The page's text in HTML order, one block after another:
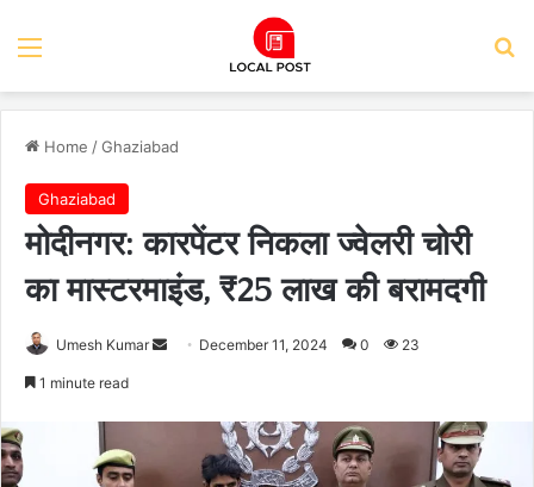
Menu
Home /Ghaziabad
Ghaziabad
मोदीनगर: कारपेंटर निकला ज्वेलरी चोरी
का मास्टरमाइंड, ₹25 लाख की बरामदगी
Umesh Kumar
Send December 11, 2024 0 23
1 minute read